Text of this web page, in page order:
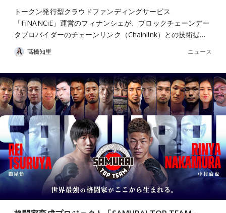
トークン発行型クラウドファンディングサービス
「FiNANCiE」運営のフィナンシェが、ブロックチェーンデー
タプロバイダーのチェーンリンク（Chainlink）との技術提…
髙橋知里 ニュース